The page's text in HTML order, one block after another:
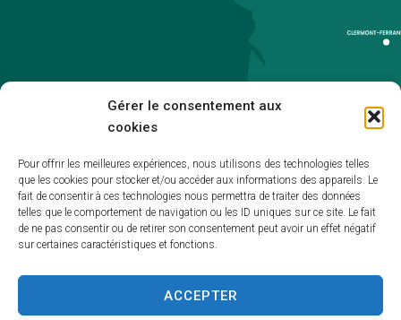
Gérer le consentement aux
cookies
Pour offrir les meilleures expériences, nous utilisons des technologies telles
que les cookies pour stocker et/ou accéder aux informations des appareils. Le
fait de consentir à ces technologies nous permettra de traiter des données
telles que le comportement de navigation ou les ID uniques sur ce site. Le fait
de ne pas consentir ou de retirer son consentement peut avoir un effet négatif
sur certaines caractéristiques et fonctions.
ACCEPTER
Accessibilité